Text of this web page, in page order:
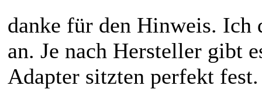
danke für den Hinweis. Ich
an. Je nach Hersteller gibt
Adapter sitzten perfekt fest.